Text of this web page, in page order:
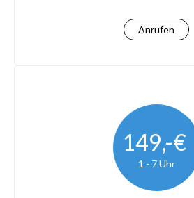
Anrufen
149,-€
1 - 7 Uhr